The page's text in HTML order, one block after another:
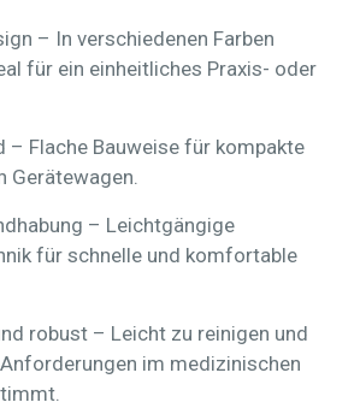
– In verschiedenen Farben
für ein einheitliches Praxis- oder
– Flache Bauweise für kompakte
Gerätewagen.
– Leichtgängige
für schnelle und komfortable
robust – Leicht zu reinigen und
im medizinischen